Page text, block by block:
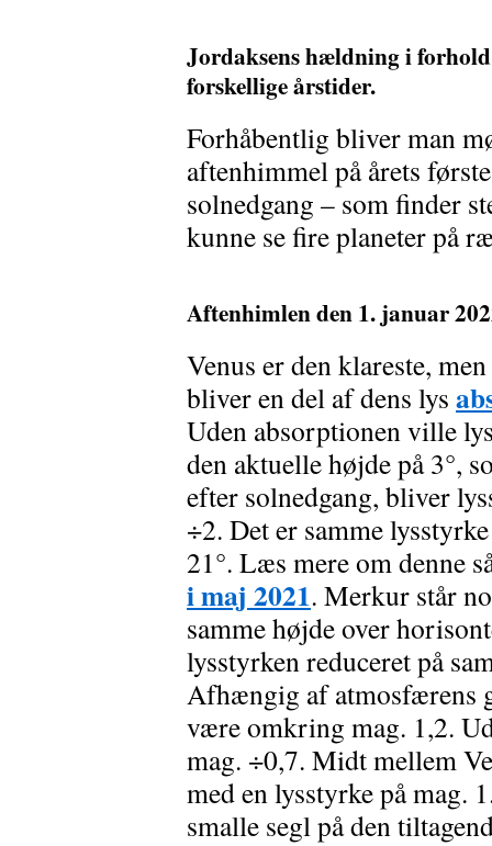
Jordaksens hældning i
forskellige årstider.
Forhåbentlig bliver man
aftenhimmel på årets
solnedgang – som finder
kunne se fire planeter på
Aftenhimlen den 1. januar
Venus er den klareste,
bliver en del af dens lys
Uden absorptionen ville
den aktuelle højde på 3°,
efter solnedgang, bliver
÷2. Det er samme
21°. Læs mere om denne
i maj 2021. Merkur står
samme højde over
lysstyrken reduceret på
Afhængig af atmosfærens
være omkring mag. 1,2.
mag. ÷0,7. Midt mellem
med en lysstyrke på mag.
smalle segl på den